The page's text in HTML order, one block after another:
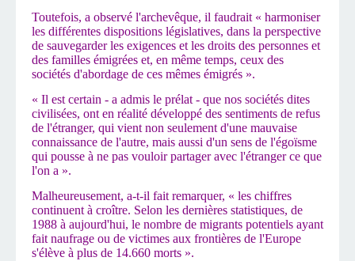
Toutefois, a observé l'archevêque, il faudrait « harmoniser
les différentes dispositions législatives, dans la perspective
de sauvegarder les exigences et les droits des personnes et
des familles émigrées et, en même temps, ceux des
sociétés d'abordage de ces mêmes émigrés ».
« Il est certain - a admis le prélat - que nos sociétés dites
civilisées, ont en réalité développé des sentiments de refus
de l'étranger, qui vient non seulement d'une mauvaise
connaissance de l'autre, mais aussi d'un sens de l'égoïsme
qui pousse à ne pas vouloir partager avec l'étranger ce que
l'on a ».
Malheureusement, a-t-il fait remarquer, « les chiffres
continuent à croître. Selon les dernières statistiques, de
1988 à aujourd'hui, le nombre de migrants potentiels ayant
fait naufrage ou de victimes aux frontières de l'Europe
s'élève à plus de 14.660 morts ».